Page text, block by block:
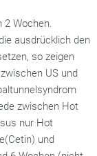
2 Wochen.
ausdrücklich den
so zeigen
US und
zwischen Hot
nur Hot
und